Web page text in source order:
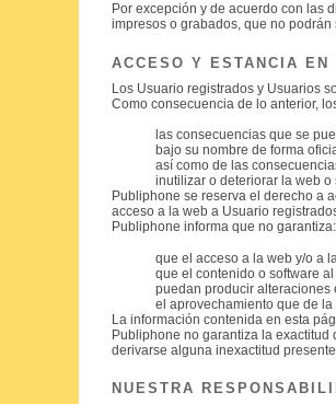
Por excepción y de acuerdo con las
impresos o grabados, que no
ACCESO Y ESTANCIA EN
Los Usuario registrados y Usuarios
Como consecuencia de lo anterior,
las consecuencias que se
bajo su nombre de forma
así como de las
inutilizar o deteriorar la web
Publiphone se reserva el derecho a
acceso a la web a Usuario
Publiphone informa que no garantiza:
que el acceso a la web y/o a
que el contenido o software
puedan producir alteraciones
el aprovechamiento que de
La información contenida en esta
Publiphone no garantiza la
derivarse alguna inexactitud
NUESTRA